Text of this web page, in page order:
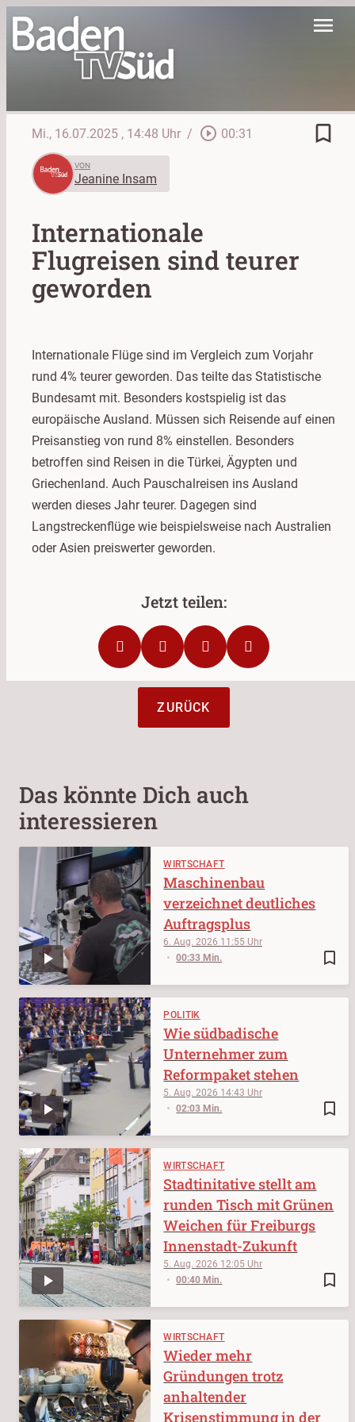
menu
Mi., 16.07.2025 , 14:48 Uhr / play_circle_outline 00:31 bookmark_border
VON
Jeanine Insam
Internationale
Flugreisen sind teurer
geworden
Internationale Flüge sind im Vergleich zum Vorjahr
rund 4% teurer geworden. Das teilte das Statistische
Bundesamt mit. Besonders kostspielig ist das
europäische Ausland. Müssen sich Reisende auf einen
Preisanstieg von rund 8% einstellen. Besonders
betroffen sind Reisen in die Türkei, Ägypten und
Griechenland. Auch Pauschalreisen ins Ausland
werden dieses Jahr teurer. Dagegen sind
Langstreckenflüge wie beispielsweise nach Australien
oder Asien preiswerter geworden.
ZURÜCK
Das könnte Dich auch
interessieren
WIRTSCHAFT
bookmark_border
6. Aug. 2026 11:55
00:33 Min.
Maschinenbau
verzeichnet deutliches
Auftragsplus
POLITIK
bookmark_border
5. Aug. 2026 14:43
02:03 Min.
Wie südbadische
Unternehmer zum
Reformpaket stehen
WIRTSCHAFT
bookmark_border
5. Aug. 2026 12:05
00:40 Min.
Stadtinitative stellt am
runden Tisch mit Grünen
Weichen für Freiburgs
Innenstadt-Zukunft
WIRTSCHAFT
Wieder mehr
Gründungen trotz
anhaltender
Krisenstimmung in der